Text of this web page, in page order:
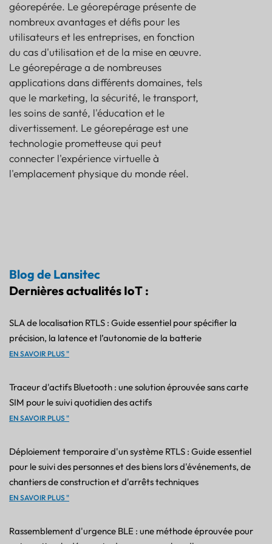
géorepérée. Le géorepérage présente de
nombreux avantages et défis pour les
utilisateurs et les entreprises, en fonction
du cas d'utilisation et de la mise en œuvre.
Le géorepérage a de nombreuses
applications dans différents domaines, tels
que le marketing, la sécurité, le transport,
les soins de santé, l'éducation et le
divertissement. Le géorepérage est une
technologie prometteuse qui peut
connecter l'expérience virtuelle à
l'emplacement physique du monde réel.
Blog de Lansitec
Dernières actualités IoT :
SLA de localisation RTLS : Guide essentiel pour spécifier la
précision, la latence et l’autonomie de la batterie
EN SAVOIR PLUS "
Traceur d'actifs Bluetooth : une solution éprouvée sans carte
SIM pour le suivi quotidien des actifs
EN SAVOIR PLUS "
Déploiement temporaire d'un système RTLS : Guide essentiel
pour le suivi des personnes et des biens lors d'événements, de
chantiers de construction et d'arrêts techniques
EN SAVOIR PLUS "
Rassemblement d'urgence BLE : une méthode éprouvée pour